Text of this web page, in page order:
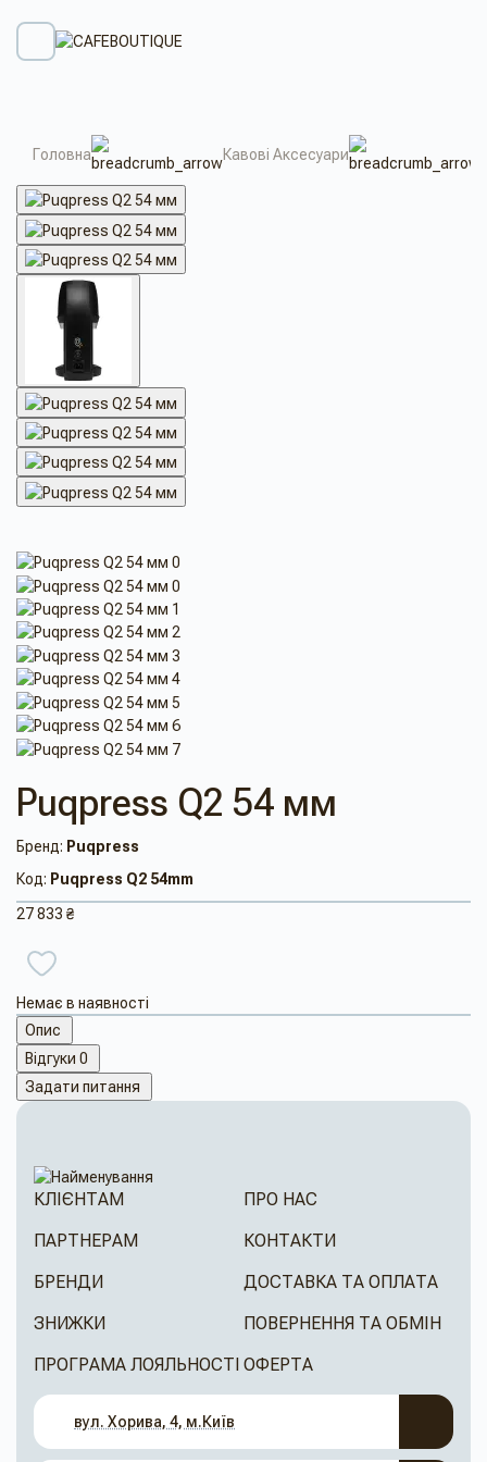
Головна Кавові Аксесуари
Puqpress Q2 54 мм
Бренд: Puqpress
Код: Puqpress Q2 54mm
27 833 ₴
Немає в наявності
Опис
Відгуки 0
Задати питання
КЛІЄНТАМ
ПАРТНЕРАМ
БРЕНДИ
ЗНИЖКИ
ПРОГРАМА ЛОЯЛЬНОСТІ
ПРО НАС
КОНТАКТИ
ДОСТАВКА ТА ОПЛАТА
ПОВЕРНЕННЯ ТА ОБМІН
ОФЕРТА
вул. Хорива, 4, м.Київ